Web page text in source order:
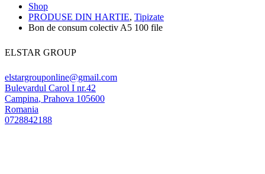
Shop
PRODUSE DIN HARTIE, Tipizate
Bon de consum colectiv A5 100 file
ELSTAR GROUP
elstargrouponline@gmail.com
Bulevardul Carol I nr.42
Campina, Prahova 105600
Romania
0728842188